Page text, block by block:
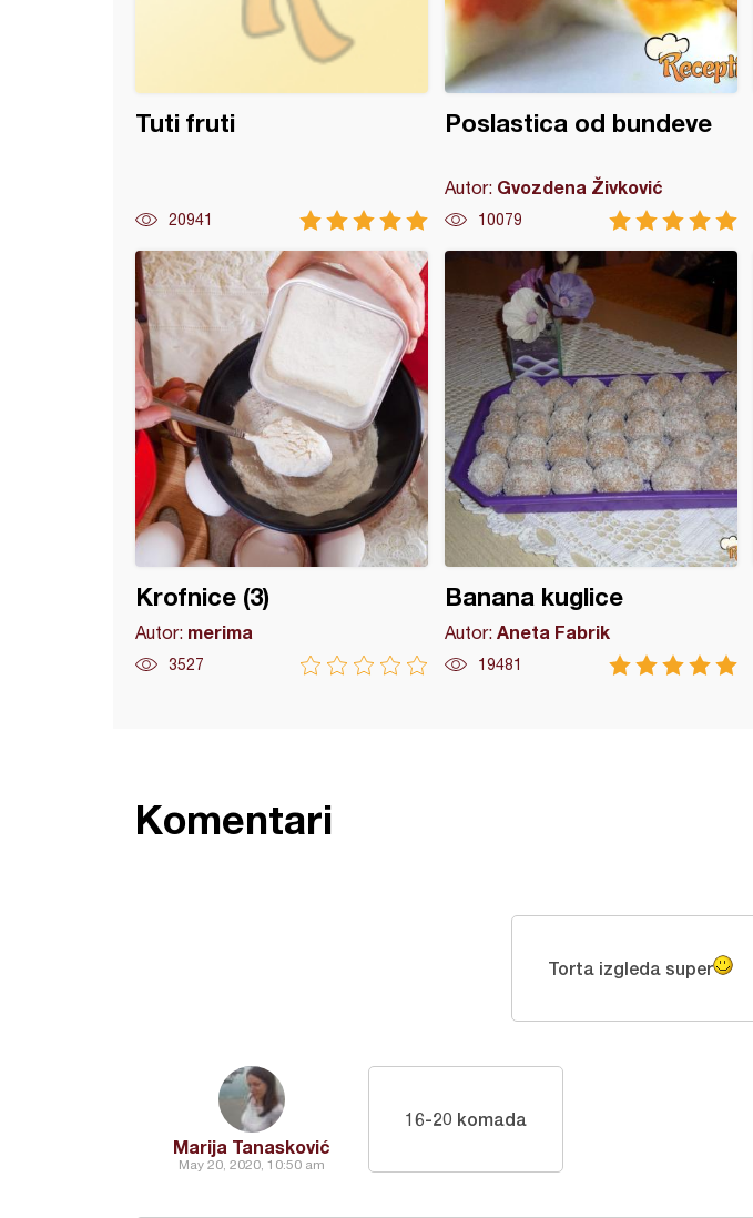
Tuti fruti
20941
Poslastica od bundeve
Autor: Gvozdena Živković
10079
Krofnice (3)
Autor: merima
3527
Banana kuglice
Autor: Aneta Fabrik
19481
Komentari
Torta izgleda super
Marija Tanasković
May 20, 2020, 10:50 am
16-20 komada